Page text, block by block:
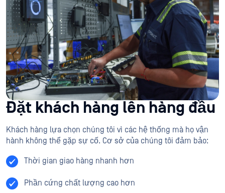
Đặt khách hàng lên hàng đầu
Khách hàng lựa chọn chúng tôi vì các hệ thống mà họ vận
hành không thể gặp sự cố. Cơ sở của chúng tôi đảm bảo:
Thời gian giao hàng nhanh hơn
Phần cứng chất lượng cao hơn